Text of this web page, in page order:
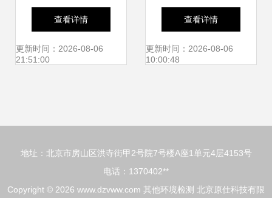
资质第三方检测机
构的选择与优势分
查看详情
更新时间：2026-08-06
21:51:00
检测服务 世通仪器
与可靠计量机构指
查看详情
更新时间：2026-08-06
10:00:48
地址：北京市房山区洪寺街甲2号院7号楼A座1单元4层4153号
电话：1370402**
Copyright © 2026 www.dzvww.com 其他环境检测 北京原仕科技有限